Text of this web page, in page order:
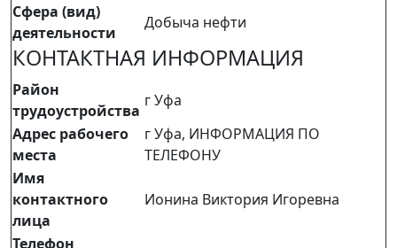
Сфера (вид)
деятельности
Добыча нефти
КОНТАКТНАЯ ИНФОРМАЦИЯ
Район
трудоустройства
г Уфа
Адрес рабочего
места
г Уфа, ИНФОРМАЦИЯ ПО
ТЕЛЕФОНУ
Имя
контактного
лица
Ионина Виктория Игоревна
Телефон